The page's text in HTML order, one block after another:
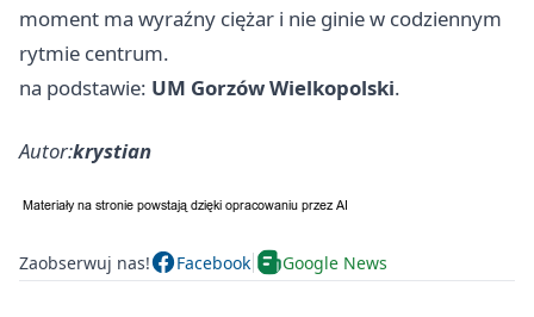
moment ma wyraźny ciężar i nie ginie w codziennym
rytmie centrum.
na podstawie: UM Gorzów Wielkopolski.
Autor:krystian
Zaobserwuj nas! Facebook Google News